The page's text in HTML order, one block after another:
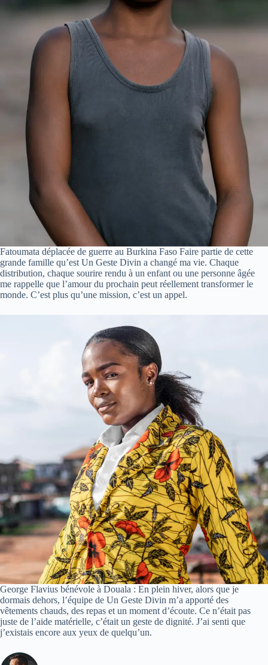
Fatoumata déplacée de guerre au Burkina Faso Faire partie de cette
grande famille qu’est Un Geste Divin a changé ma vie. Chaque
distribution, chaque sourire rendu à un enfant ou une personne âgée
me rappelle que l’amour du prochain peut réellement transformer le
monde. C’est plus qu’une mission, c’est un appel.
George Flavius bénévole à Douala : En plein hiver, alors que je
dormais dehors, l’équipe de Un Geste Divin m’a apporté des
vêtements chauds, des repas et un moment d’écoute. Ce n’était pas
juste de l’aide matérielle, c’était un geste de dignité. J’ai senti que
j’existais encore aux yeux de quelqu’un.